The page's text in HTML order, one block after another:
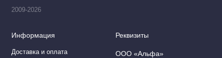
2009-2026
Информация
Доставка и оплата
Реквизиты
ООО «Альфа»